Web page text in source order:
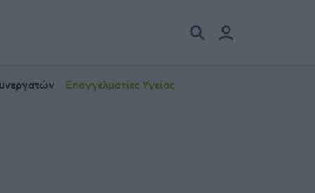
Επαγγελματίες Υγείας